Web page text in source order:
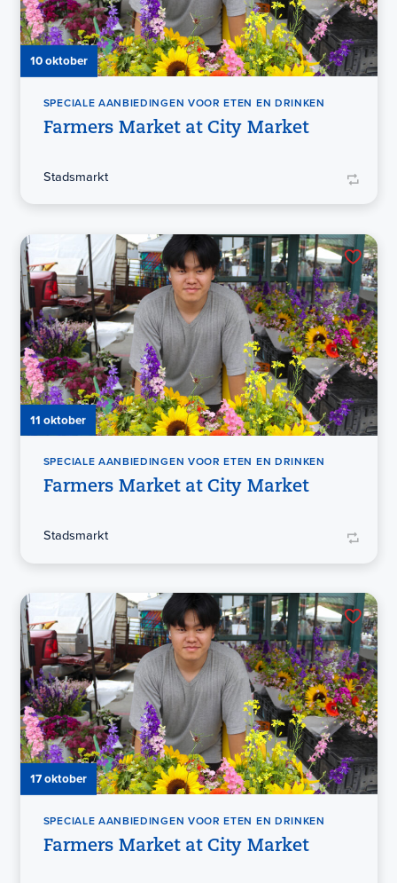
10 oktober
SPECIALE AANBIEDINGEN VOOR ETEN EN DRINKEN
Farmers Market at City Market
Stadsmarkt
11 oktober
SPECIALE AANBIEDINGEN VOOR ETEN EN DRINKEN
Farmers Market at City Market
Stadsmarkt
17 oktober
SPECIALE AANBIEDINGEN VOOR ETEN EN DRINKEN
Farmers Market at City Market